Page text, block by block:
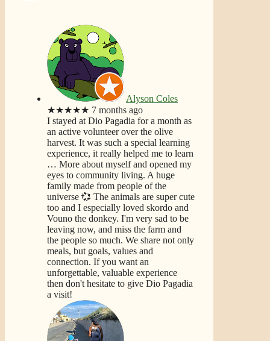
Alyson Coles
★★★★★ 7 months ago
I stayed at Dio Pagadia for a month as
an active volunteer over the olive
harvest. It was such a special learning
experience, it really helped me to learn
… More about myself and opened my
eyes to community living. A huge
family made from people of the
universe 💞 The animals are super cute
too and I especially loved skordo and
Vouno the donkey. I'm very sad to be
leaving now, and miss the farm and
the people so much. We share not only
meals, but goals, values and
connection. If you want an
unforgettable, valuable experience
then don't hesitate to give Dio Pagadia
a visit!